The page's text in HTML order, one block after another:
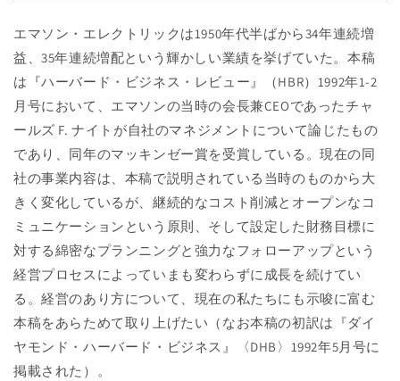
賞
受
賞
論
文】
エ
マ
ソ
ン・
エ
レ
ク
ト
リ
ッ
ク
賞
受
賞
論
文】
エ
マ
ソ
ン・
エ
レ
ク
ト
リ
ッ
エマソン・エレクトリックは1950年代半ばから34年連続増
益、35年連続増配という輝かしい業績を挙げていた。本稿
は『ハーバード・ビジネス・レビュー』（HBR）1992年1-2
月号において、エマソンの当時の会長兼CEOであったチャ
ールズ F. ナイトが自社のマネジメントについて論じたもの
であり、同年のマッキンゼー賞を受賞している。現在の同
社の事業内容は、本稿で説明されている当時のものから大
きく変化しているが、継続的なコスト削減とオープンなコ
ミュニケーションという原則、そして設定した財務目標に
対する綿密なプランニングと強力なフォローアップという
経営プロセスによっていまも変わらずに成長を続けてい
る。経営のあり方について、現在の私たちにも示唆に富む
本稿をあらためて取り上げたい（なお本稿の初訳は『ダイ
ヤモンド・ハーバード・ビジネス』〈DHB〉1992年5月号に
掲載された）。